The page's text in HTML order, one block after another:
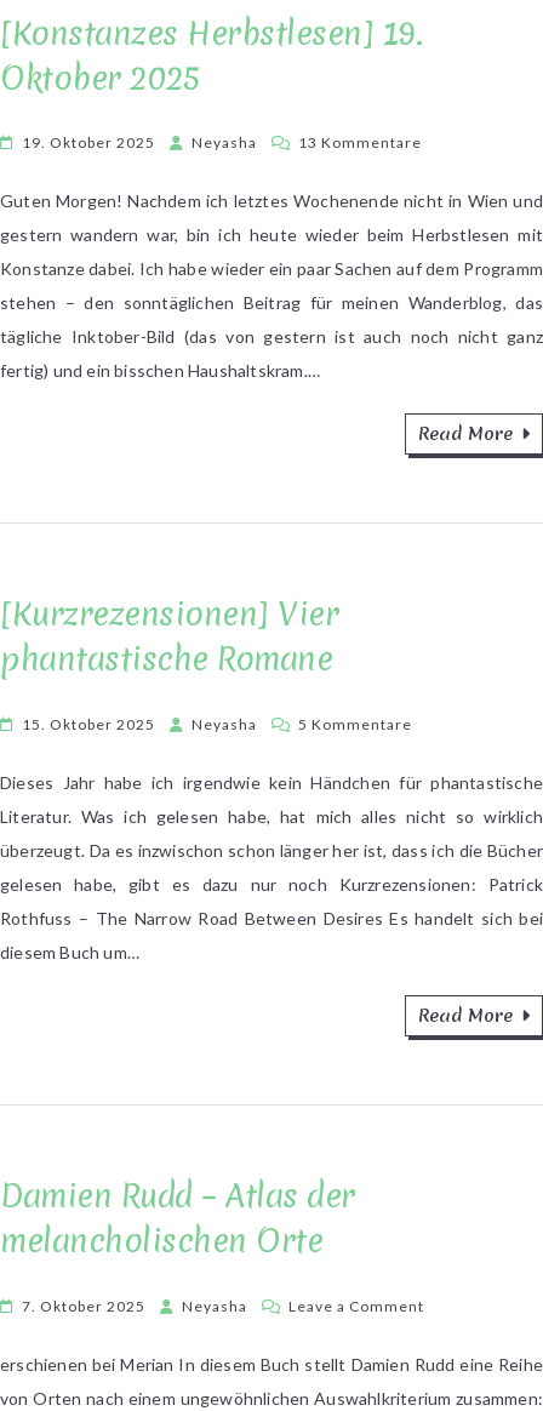
[Konstanzes Herbstlesen] 19.
Oktober 2025
19. Oktober 2025 Neyasha 13 Kommentare
Herbstlesen]
19.
Guten Morgen! Nachdem ich letztes Wochenende nicht in Wien und
gestern wandern war, bin ich heute wieder beim Herbstlesen mit
Konstanze dabei. Ich habe wieder ein paar Sachen auf dem Programm
stehen – den sonntäglichen Beitrag für meinen Wanderblog, das
tägliche Inktober-Bild (das von gestern ist auch noch nicht ganz
fertig) und ein bisschen Haushaltskram.…
Read More
[Kurzrezensionen] Vier
phantastische Romane
15. Oktober 2025 Neyasha 5 Kommentare
Vier
phantastische
Dieses Jahr habe ich irgendwie kein Händchen für phantastische
Literatur. Was ich gelesen habe, hat mich alles nicht so wirklich
überzeugt. Da es inzwischon schon länger her ist, dass ich die Bücher
gelesen habe, gibt es dazu nur noch Kurzrezensionen: Patrick
Rothfuss – The Narrow Road Between Desires Es handelt sich bei
diesem Buch um…
Read More
Damien Rudd – Atlas der
melancholischen Orte
7. Oktober 2025 Neyasha Leave a Comment
Rudd
–
erschienen bei Merian In diesem Buch stellt Damien Rudd eine Reihe
von Orten nach einem ungewöhnlichen Auswahlkriterium zusammen: